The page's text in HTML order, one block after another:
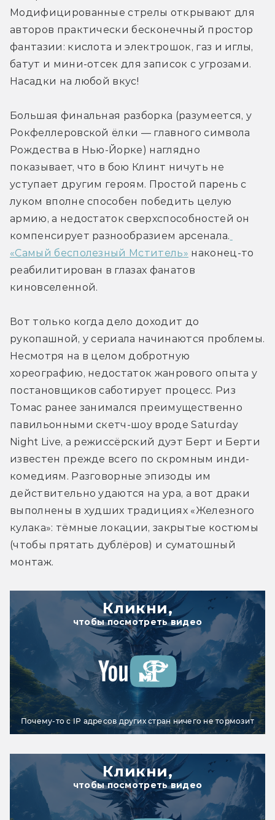
Модифицированные стрелы открывают для
авторов практически бесконечный простор
фантазии: кислота и электрошок, газ и иглы,
батут и мини-отсек для записок с угрозами.
Насадки на любой вкус!
Большая финальная разборка (разумеется, у
Рокфеллеровской ёлки — главного символа
Рождества в Нью-Йорке) наглядно
показывает, что в бою Клинт ничуть не
уступает другим героям. Простой парень с
луком вполне способен победить целую
армию, а недостаток сверхспособностей он
компенсирует разнообразием арсенала.
«Самый бесполезный Мститель» наконец-то
реабилитирован в глазах фанатов
киновселенной.
Вот только когда дело доходит до
рукопашной, у сериала начинаются проблемы.
Несмотря на в целом добротную
хореографию, недостаток жанрового опыта у
постановщиков саботирует процесс. Риз
Томас ранее занимался преимущественно
павильонными скетч-шоу вроде Saturday
Night Live, а режиссёрский дуэт Берт и Берти
известен прежде всего по скромным инди-
комедиям. Разговорные эпизоды им
действительно удаются на ура, а вот драки
выполнены в худших традициях «Железного
кулака»: тёмные локации, закрытые костюмы
(чтобы прятать дублёров) и суматошный
монтаж.
Кликни,
чтобы посмотреть видео
Почему-то с IP адресов других стран ничего не тормозит
Кликни,
чтобы посмотреть видео